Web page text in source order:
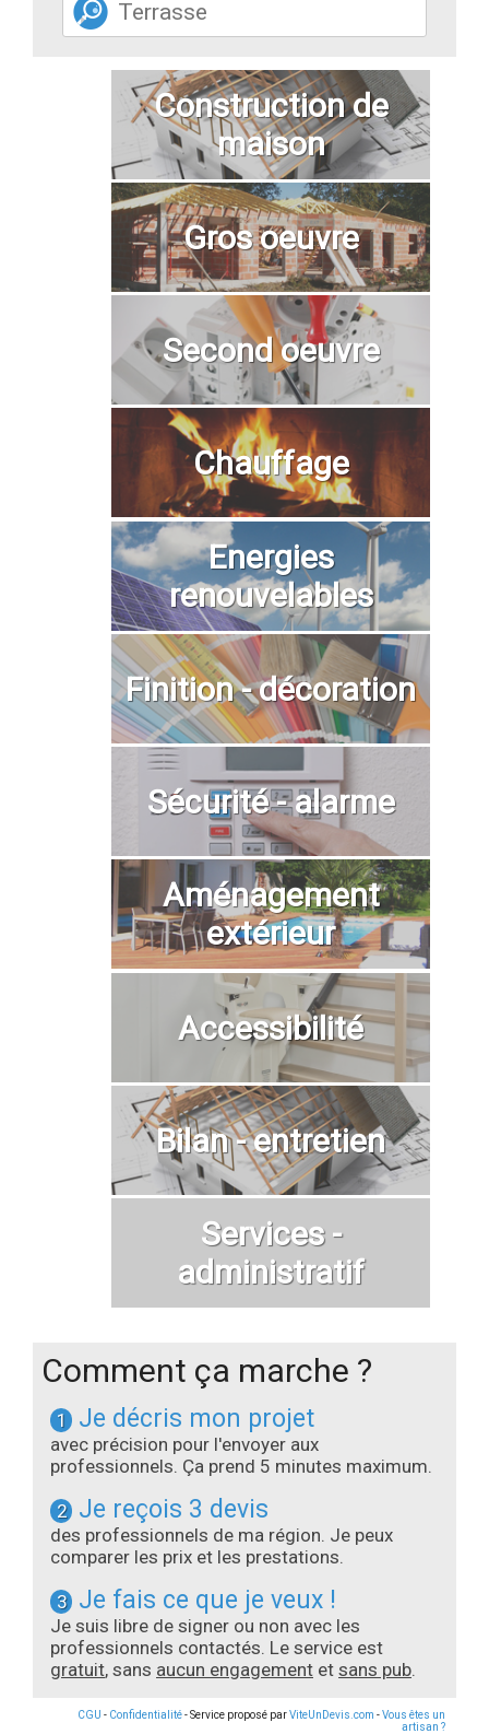
Construction de
maison
Gros oeuvre
Second oeuvre
Chauffage
Energies
renouvelables
Finition - décoration
Sécurité - alarme
Aménagement
extérieur
Accessibilité
Bilan - entretien
Services -
administratif
Comment ça marche ?
1 Je décris mon projet
avec précision pour l'envoyer aux
professionnels. Ça prend 5 minutes maximum.
2 Je reçois 3 devis
des professionnels de ma région. Je peux
comparer les prix et les prestations.
3 Je fais ce que je veux !
Je suis libre de signer ou non avec les
professionnels contactés. Le service est
gratuit, sans aucun engagement et sans pub.
CGU - Confidentialité- Service proposé parViteUnDevis.com -Vous êtes un
artisan ?